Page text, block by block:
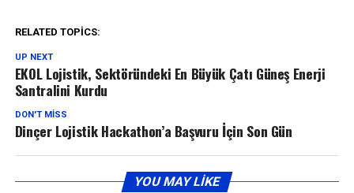
RELATED TOPICS:
UP NEXT
EKOL Lojistik, Sektöründeki En Büyük Çatı Güneş Enerji
Santralini Kurdu
DON'T MISS
Dinçer Lojistik Hackathon’a Başvuru İçin Son Gün
YOU MAY LIKE